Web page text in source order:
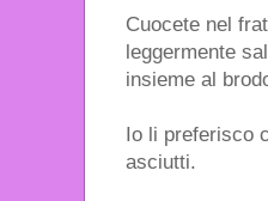
Cuocete nel
leggermente
insieme al
Io li preferisco
asciutti.